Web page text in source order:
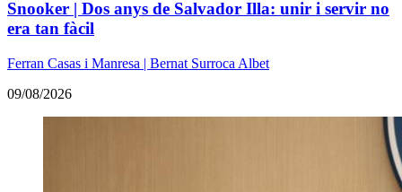
Snooker | Dos anys de Salvador Illa: unir i servir no
era tan fàcil
Ferran Casas i Manresa | Bernat Surroca Albet
09/08/2026